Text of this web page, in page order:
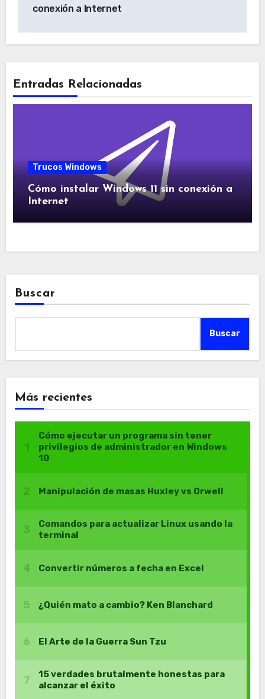
entradas
conexión a Internet
Entradas Relacionadas
Trucos Windows
Cómo instalar Windows 11 sin conexión a
Internet
Buscar
Buscar
Más recientes